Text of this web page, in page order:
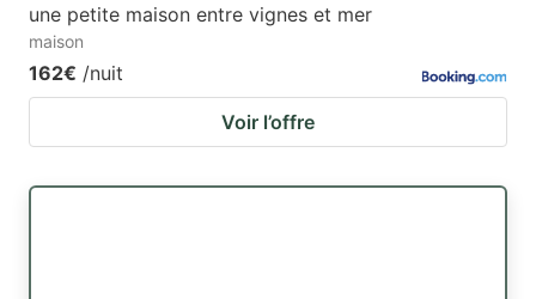
une petite maison entre vignes et mer
maison
162€ /nuit
Voir l’offre